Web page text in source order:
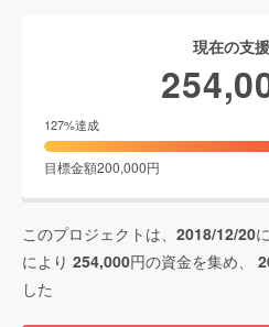
現在の支
127%達成
目標金額200,000円
このプロジェクトは、 2018/12/20
により 254,000円の資金を集め、
した